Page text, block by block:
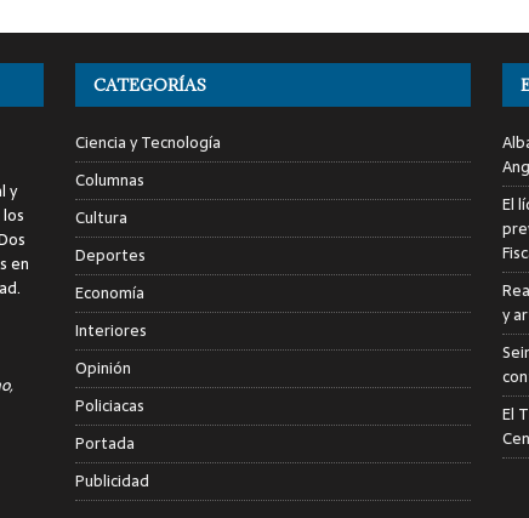
y
en
CATEGORÍAS
Ciencia y Tecnología
Columnas
Cultura
Deportes
Economía
Interiores
Opinión
Policiacas
Portada
Publicidad
El
y
El